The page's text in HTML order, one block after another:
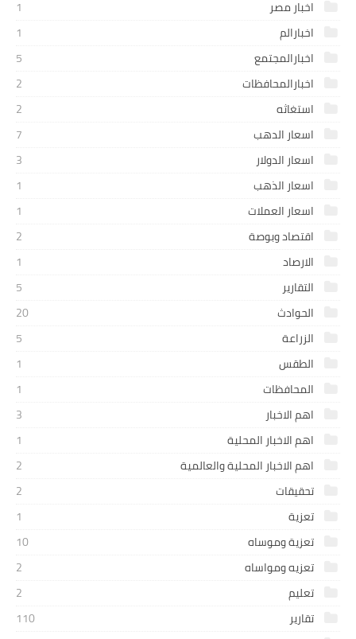
اخبار مصر
1
اخبارالم
1
اخبارالمجتمع
5
اخبارالمحافظات
2
استغاثه
2
اسعار الدهب
7
اسعار الدولار
3
اسعار الذهب
1
اسعار العملات
1
اقتصاد وبوصة
2
الارصاد
1
التقارير
5
الحوادث
20
الزراعة
5
الطقس
1
المحافظات
1
اهم الاخبار
3
اهم الاخبار المحلية
1
اهم الاخبار المحلية والعالمية
2
تحقيقات
2
تعزية
1
تعزية وموساه
10
تعزيه ومواساه
2
تعليم
2
تقارير
110